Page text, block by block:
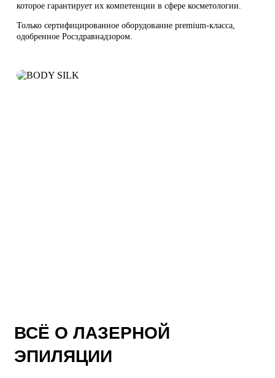
которое гарантирует их компетенции в сфере косметологии.
Только сертифицированное оборудование premium-класса,
одобренное Росздравнадзором.
ВСЁ О ЛАЗЕРНОЙ
ЭПИЛЯЦИИ